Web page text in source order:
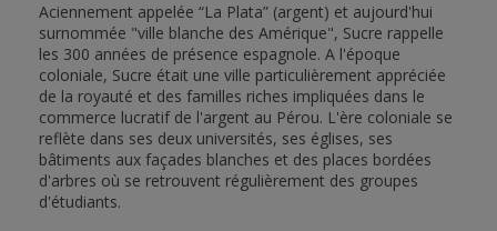
Aciennement appelée “La Plata” (argent) et aujourd'hui
surnommée "ville blanche des Amérique", Sucre rappelle
les 300 années de présence espagnole. A l'époque
coloniale, Sucre était une ville particulièrement appréciée
de la royauté et des familles riches impliquées dans le
commerce lucratif de l'argent au Pérou. L'ère coloniale se
reflète dans ses deux universités, ses églises, ses
bâtiments aux façades blanches et des places bordées
d'arbres où se retrouvent régulièrement des groupes
d'étudiants.